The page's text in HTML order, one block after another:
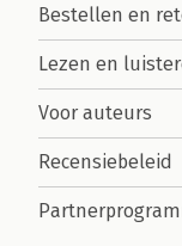
Bestellen en
Lezen en
Voor auteurs
Recensiebeleid